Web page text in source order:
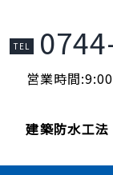
TEL
営業時間
建築防水工法